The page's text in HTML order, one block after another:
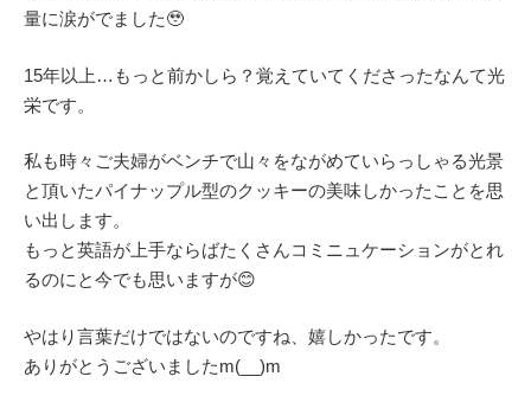
量に涙がでました🥹
15年以上…もっと前かしら？覚えていてくださったなんて光
栄です。
私も時々ご夫婦がベンチで山々をながめていらっしゃる光景
と頂いたパイナップル型のクッキーの美味しかったことを思
い出します。
もっと英語が上手ならばたくさんコミニュケーションがとれ
るのにと今でも思いますが😊
やはり言葉だけではないのですね、嬉しかったです。
ありがとうございましたm(__)m